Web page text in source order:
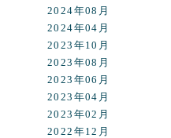
2024年08月
2024年04月
2023年10月
2023年08月
2023年06月
2023年04月
2023年02月
2022年12月